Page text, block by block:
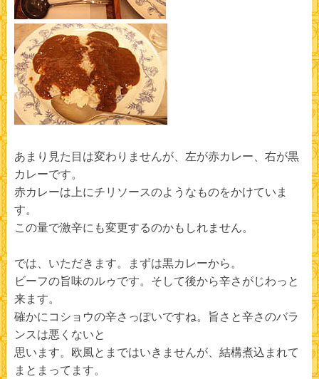
あまり見た目は変わりませんが、左が赤カレー、右が黒
カレーです。
赤カレーは上にチリソースのようなものをかけていま
す。
この量で激辛にも変更するのかもしれません。
では、いただきます。まずは黒カレーから。
ビーフの旨味のルゥです。そして後から辛さがじわっと
来ます。
確かにコショウの辛さっぽいですね。旨さと辛さのバラ
ンスは悪くないと
思います。欧風とまではいきませんが、結構煮込まれて
まとまってます。